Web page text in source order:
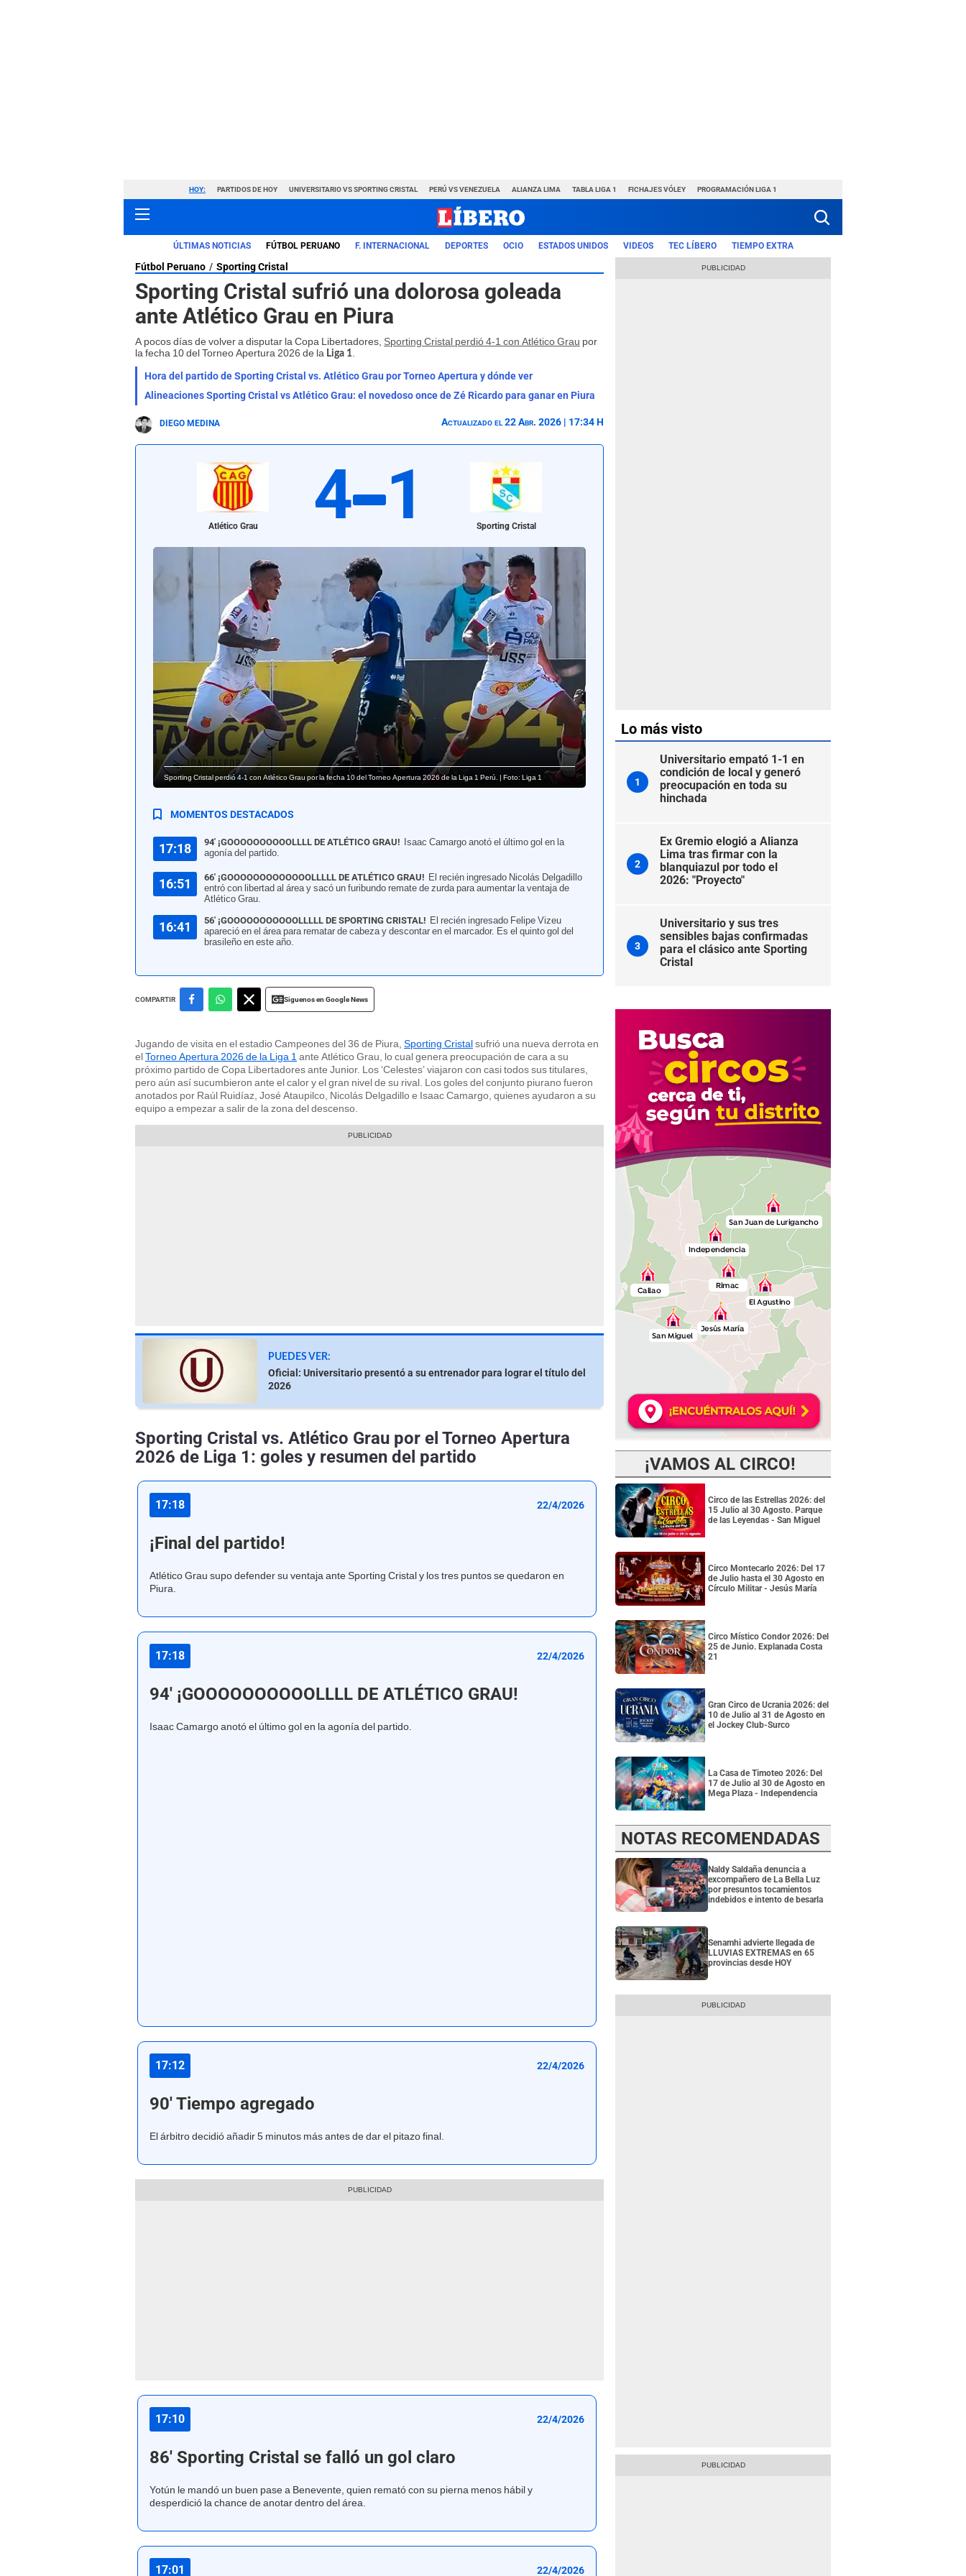
HOY: PARTIDOS DE HOY UNIVERSITARIO VS SPORTING CRISTAL PERÚ VS VENEZUELA ALIANZA LIMA TABLA LIGA 1 FICHAJES VÓLEY PROGRAMACIÓN LIGA 1
ÚLTIMAS NOTICIAS FÚTBOL PERUANO F. INTERNACIONAL DEPORTES OCIO ESTADOS UNIDOS VIDEOS TEC LÍBERO TIEMPO EXTRA
Fútbol Peruano Sporting Cristal
Sporting Cristal sufrió una dolorosa goleada
ante Atlético Grau en Piura
A pocos días de volver a disputar la Copa Libertadores, Sporting Cristal perdió 4-1 con Atlético Grau por
la fecha 10 del Torneo Apertura 2026 de la Liga 1
Hora del partido de Sporting Cristal vs. Atlético Grau por Torneo Apertura y dónde ver
Alineaciones Sporting Cristal vs Atlético Grau: el novedoso once de Zé Ricardo para ganar en Piura
DIEGO MEDINA Actualizado el 22 Abr. 2026 | 17:34 H
Atlético Grau 4 1 Sporting Cristal
Sporting Cristal perdió 4-1 con Atlético Grau por la fecha 10 del Torneo Apertura 2026 de la Liga 1 Perú. | Foto: Liga 1
MOMENTOS DESTACADOS
17:18 94' ¡GOOOOOOOOOOLLLL DE ATLÉTICO GRAU!
Isaac Camargo anotó el último gol en la
agonía del partido.
16:51 66' ¡GOOOOOOOOOOOOOLLLLL DE ATLÉTICO GRAU! El recién ingresado Nicolás Delgadillo
entró con libertad al área y sacó un furibundo remate de zurda para aumentar la ventaja de
Atlético Grau.
16:41 56' ¡GOOOOOOOOOOOLLLLL DE SPORTING CRISTAL! El recién ingresado Felipe Vizeu
apareció en el área para rematar de cabeza y descontar en el marcador. Es el quinto gol del
brasileño en este año.
COMPARTIR Siguenos en Google News
Jugando de visita en el estadio Campeones del 36 de Piura, Sporting Cristalsufrió una nueva derrota en
elTorneo Apertura 2026 de la Liga 1ante Atlético Grau, lo cual genera preocupación de cara a su
próximo partido de Copa Libertadores ante Junior. Los ‘Celestes’ viajaron con casi todos sus titulares,
pero aún así sucumbieron ante el calor y el gran nivel de su rival. Los goles del conjunto piurano fueron
anotados por Raúl Ruidíaz, José Ataupilco, Nicolás Delgadillo e Isaac Camargo, quienes ayudaron a su
equipo a empezar a salir de la zona del descenso.
PUEDES VER:
Oficial: Universitario presentó a su entrenador para lograr el título del
2026
Sporting Cristal vs. Atlético Grau por el Torneo Apertura
2026 de Liga 1: goles y resumen del partido
17:18 22/4/2026
¡Final del partido!
Atlético Grau supo defender su ventaja ante Sporting Cristal y los tres puntos se quedaron en
Piura.
17:18 22/4/2026
94' ¡GOOOOOOOOOOLLLL DE ATLÉTICO GRAU!
Isaac Camargo anotó el último gol en la agonía del partido.
17:12 22/4/2026
90' Tiempo agregado
El árbitro decidió añadir 5 minutos más antes de dar el pitazo final.
17:10 22/4/2026
86' Sporting Cristal se falló un gol claro
Yotún le mandó un buen pase a Benevente, quien remató con su pierna menos hábil y
desperdició la chance de anotar dentro del área.
17:01 22/4/2026
Lo más visto
1
Universitario empató 1-1 en
condición de local y generó
preocupación en toda su
hinchada
2
Ex Gremio elogió a Alianza
Lima tras firmar con la
blanquiazul por todo el
2026: "Proyecto"
3
Universitario y sus tres
sensibles bajas confirmadas
para el clásico ante Sporting
Cristal
¡VAMOS AL CIRCO!
Circo de las Estrellas 2026: del
15 Julio al 30 Agosto. Parque
de las Leyendas - San Miguel
Circo Montecarlo 2026: Del 17
de Julio hasta el 30 Agosto en
Círculo Militar - Jesús María
Circo Místico Condor 2026: Del
25 de Junio. Explanada Costa
21
Gran Circo de Ucrania 2026: del
10 de Julio al 31 de Agosto en
el Jockey Club-Surco
La Casa de Timoteo 2026: Del
17 de Julio al 30 de Agosto en
Mega Plaza - Independencia
NOTAS RECOMENDADAS
Naldy Saldaña denuncia a
excompañero de La Bella Luz
por presuntos tocamientos
indebidos e intento de besarla
Senamhi advierte llegada de
LLUVIAS EXTREMAS en 65
provincias desde HOY